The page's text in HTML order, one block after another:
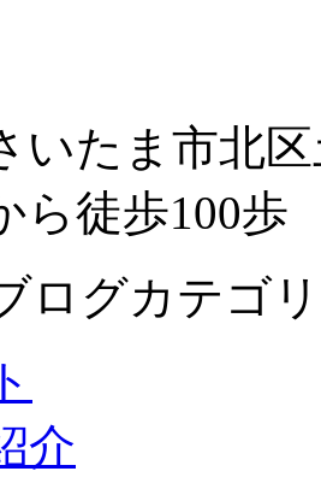
いたま市北
ら徒歩100歩
ログカテゴ
介